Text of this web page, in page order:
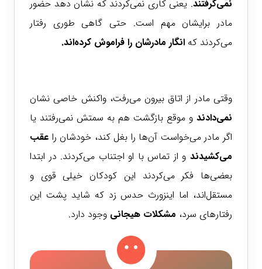
نمی‌گرفتند. یعنی کاری نمی‌کردند که نشان دهد حضور
مادر برایشان مهم است. حتی گاهی طوری رفتار
می‌کردند کهانگار مادرشان را فراموش کرده‌اند.
وقتی مادر از اتاق بیرون می‌رفت، واکنش خاصی نشان
نمی‌دادندو موقع بازگشت هم به سمتش نمی‌رفتند یا
اگر مادر می‌خواست آن‌ها را بغل کند، خودشان را عقب
می‌کشیدند و از تماس با او اجتناب می‌کردند. در ابتدا
بعضی‌ها فکر می‌کردند این کودکان خیلی قوی و
مستقل‌اند، اما اینزورث حدس زد که شاید پشت این
رفتارهای سرد، مشکلات هیجانی وجود دارد.